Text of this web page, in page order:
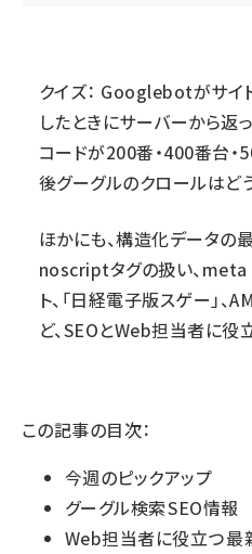
クイズ： Googlebotがサ
したときにサーバーから返
コードが200番・400番台・
後グーグルのクロールはど
ほかにも、構造化データの
noscriptタグの扱い、
ト、「日経電子版スゲー」
ど、SEOとWeb担当者に役
この記事の目次：
今週のピックアップ
グーグル検索 SEO情報
Web担当者に役立つ 最